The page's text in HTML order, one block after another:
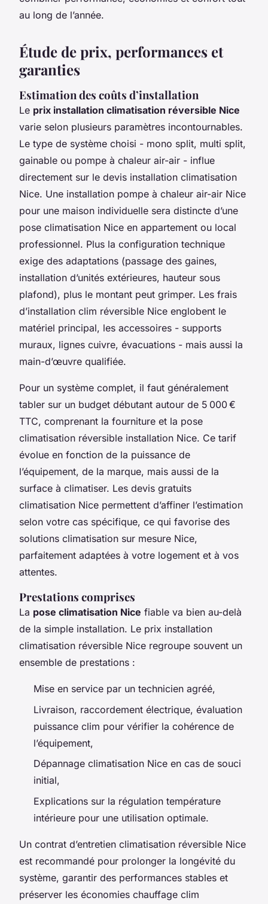
au long de l’année.
Étude de prix, performances et
garanties
Estimation des coûts d’installation
Le prix installation climatisation réversible Nice
varie selon plusieurs paramètres incontournables.
Le type de système choisi - mono split, multi split,
gainable ou pompe à chaleur air-air - influe
directement sur le devis installation climatisation
Nice. Une installation pompe à chaleur air-air Nice
pour une maison individuelle sera distincte d’une
pose climatisation Nice en appartement ou local
professionnel. Plus la configuration technique
exige des adaptations (passage des gaines,
installation d’unités extérieures, hauteur sous
plafond), plus le montant peut grimper. Les frais
d’installation clim réversible Nice englobent le
matériel principal, les accessoires - supports
muraux, lignes cuivre, évacuations - mais aussi la
main-d’œuvre qualifiée.
Pour un système complet, il faut généralement
tabler sur un budget débutant autour de 5 000 €
TTC, comprenant la fourniture et la pose
climatisation réversible installation Nice. Ce tarif
évolue en fonction de la puissance de
l’équipement, de la marque, mais aussi de la
surface à climatiser. Les devis gratuits
climatisation Nice permettent d’affiner l’estimation
selon votre cas spécifique, ce qui favorise des
solutions climatisation sur mesure Nice,
parfaitement adaptées à votre logement et à vos
attentes.
Prestations comprises
La pose climatisation Nice fiable va bien au-delà
de la simple installation. Le prix installation
climatisation réversible Nice regroupe souvent un
ensemble de prestations :
Mise en service par un technicien agréé,
Livraison, raccordement électrique, évaluation
puissance clim pour vérifier la cohérence de
l’équipement,
Dépannage climatisation Nice en cas de souci
initial,
Explications sur la régulation température
intérieure pour une utilisation optimale.
Un contrat d’entretien climatisation réversible Nice
est recommandé pour prolonger la longévité du
système, garantir des performances stables et
préserver les économies chauffage clim